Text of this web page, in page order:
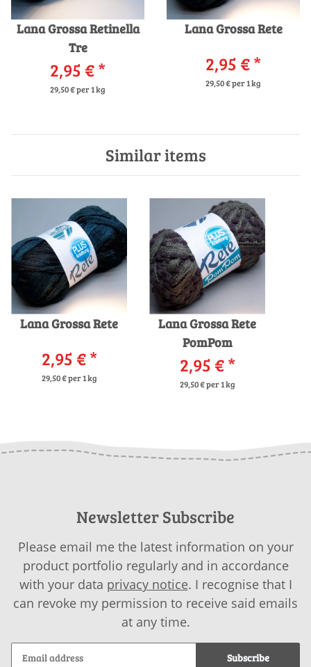
Lana Grossa Retinella
Tre
2,95 €*
29,50 € per 1 kg
Lana Grossa Rete
2,95 €*
29,50 € per 1 kg
Similar items
Lana Grossa Rete
2,95 €*
29,50 € per 1 kg
Lana Grossa Rete
PomPom
2,95 €*
29,50 € per 1 kg
Newsletter Subscribe
Please email me the latest information on your
product portfolio regularly and in accordance
with your data privacy notice. I recognise that I
can revoke my permission to receive said emails
at any time.
Subscribe